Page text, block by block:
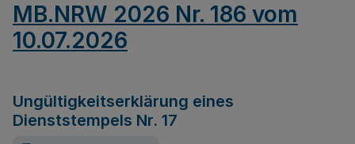
MB.NRW 2026 Nr. 186 vom
10.07.2026
Ungültigkeitserklärung eines
Dienststempels Nr. 17